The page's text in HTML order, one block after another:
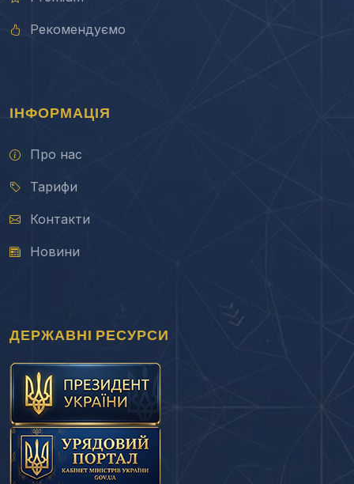
Рекомендуємо
ІНФОРМАЦІЯ
Про нас
Тарифи
Контакти
Новини
ДЕРЖАВНІ РЕСУРСИ